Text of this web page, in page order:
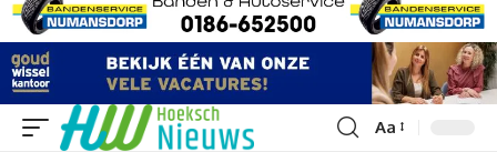
Lettergrootte
Aa